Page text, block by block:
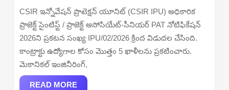
–
Walkin
for
Project
Scientist
CSIR ఇన్నోవేషన్ ప్రొటెక్షన్ యూనిట్ (CSIR IPU) అధికారిక
ప్రాజెక్ట్ సైంటిస్ట్ / ప్రాజెక్ట్ అసోసియేట్-సీనియర్ PAT నోటిఫికేషన్
2026ని ప్రకటన సంఖ్య IPU/02/2026 క్రింద విడుదల చేసింది.
కాంట్రాక్టు ఉద్యోగాల కోసం మొత్తం 5 ఖాళీలను ప్రకటించారు.
మెకానికల్ ఇంజినీరింగ్,
READ MOREREAD